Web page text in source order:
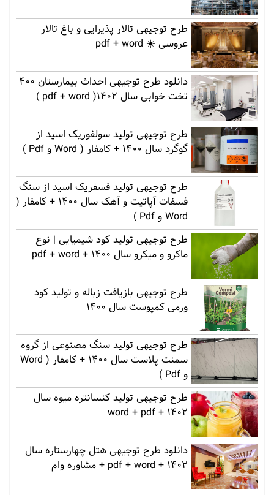
طرح توجیهی تالار پذیرایی و باغ تالار
عروسی ☀️ pdf + word
دانلود طرح توجیهی احداث بیمارستان 400
تخت خوابی سال 1402( pdf + word )
طرح توجیهی تولید سولفوریک اسید از
گوگرد سال 1400 + کامفار ( Word و Pdf )
طرح توجیهی تولید فسفریک اسید از سنگ
فسفات آپاتیت و آهک سال 1400 + کامفار (
Word و Pdf )
طرح توجیهی تولید کود شیمیایی | نوع
ماکرو و میکرو سال 1400 + pdf + word
طرح توجیهی بازیافت زباله و تولید کود
ورمی کمپوست سال 1400
طرح توجیهی تولید سنگ مصنوعی از گروه
سمنت پلاست سال 1400 + کامفار ( Word
و Pdf )
طرح توجیهی تولید کنسانتره میوه سال
1402 + word + pdf
دانلود طرح توجیهی هتل چهارستاره سال
1402 + pdf + word + مشاوره وام